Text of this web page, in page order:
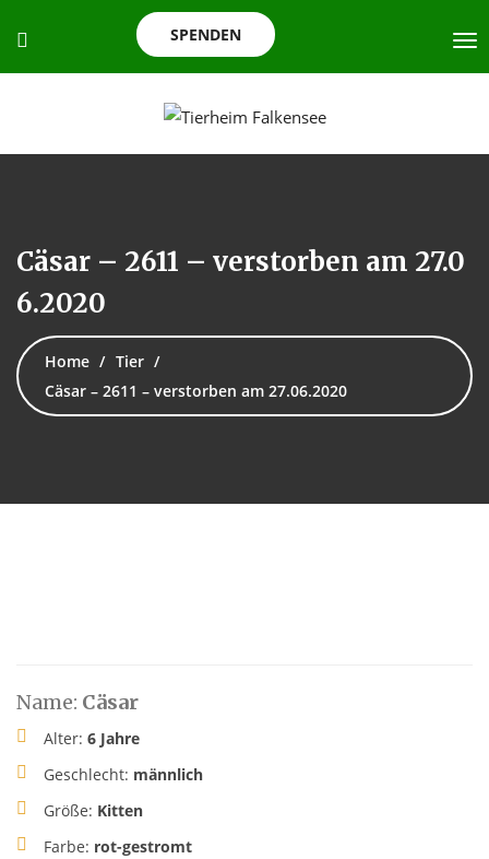
SPENDEN
Cäsar – 2611 – verstorben am 27.0
6.2020
Home
Tier
Cäsar – 2611 – verstorben am 27.06.2020
Name: Cäsar
Alter: 6 Jahre
Geschlecht: männlich
Größe: Kitten
Farbe: rot-gestromt